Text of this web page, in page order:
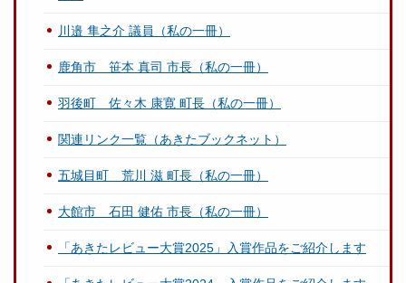
川邉 隼之介 議員（私の一冊）
鹿角市 笹本 真司 市長（私の一冊）
羽後町 佐々木 康寛 町長（私の一冊）
関連リンク一覧（あきたブックネット）
五城目町 荒川 滋 町長（私の一冊）
大館市 石田 健佑 市長（私の一冊）
「あきたレビュー大賞2025」入賞作品をご紹介します